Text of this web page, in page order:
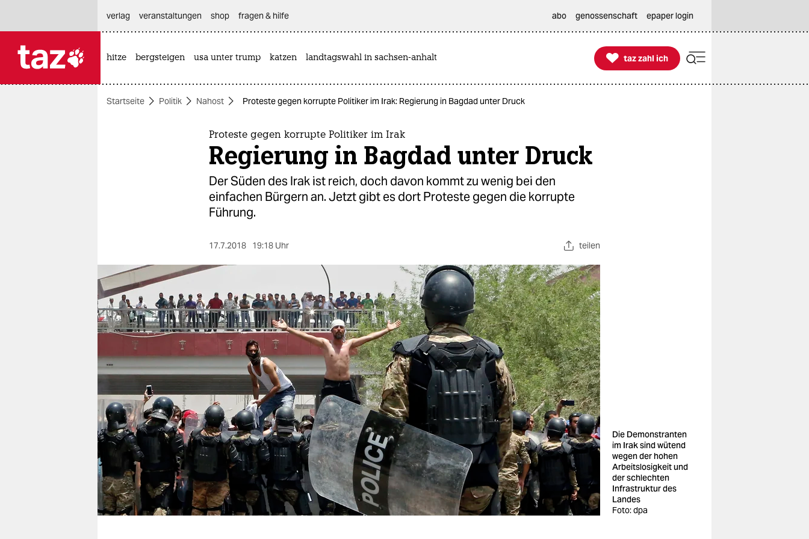
themen
berlin
nord
wahrheit
verlag
verlag
veranstaltungen
shop
fragen & hilfe
unterstützen
abo
genossenschaft
verlag
veranstaltungen shop fragen & hilfe abo genossenschaft epaper login
hitze bergsteigen usa unter trump katzen landtagswahl in sachsen-anhalt 
taz zahl ich
taz zahl ich
Startseite Politik Nahost Proteste gegen korrupte Politiker im Irak: Regierung in Bagdad unter Druck
Proteste gegen korrupte Politiker im Irak
Regierung in Bagdad unter Druck
Der Süden des Irak ist reich, doch davon kommt zu wenig bei den
einfachen Bürgern an. Jetzt gibt es dort Proteste gegen die korrupte
Führung.
17.7.2018 19:18 Uhr teilen
Die Demonstranten
im Irak sind wütend
wegen der hohen
Arbeitslosigkeit und
der schlechten
Infrastruktur des
Landes
Foto: dpa